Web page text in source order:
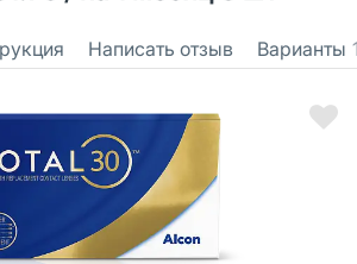
Написать отзыв Варианты